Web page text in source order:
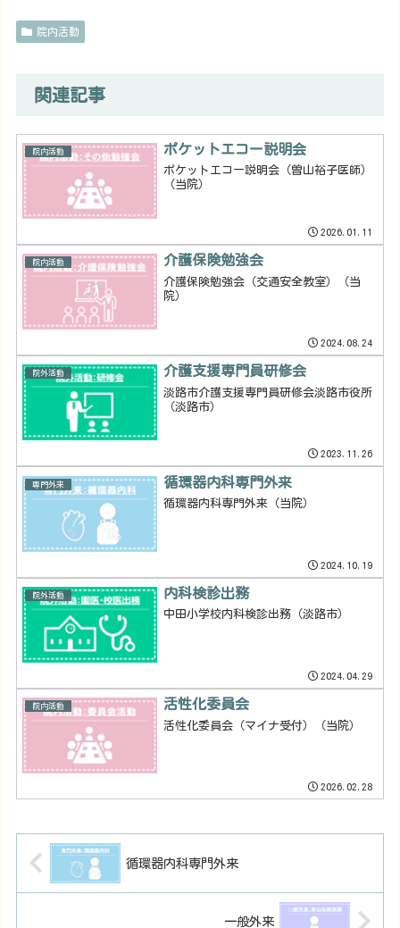
院内活動
関連記事
院内活動 ポケットエコー説明会
ポケットエコー説明会（曽山裕子医師）
（当院）
2026.01.11
院内活動 介護保険勉強会
介護保険勉強会（交通安全教室）（当
院）
2024.08.24
院外活動 介護支援専門員研修会
淡路市介護支援専門員研修会淡路市役所
（淡路市）
2023.11.26
専門外来 循環器内科専門外来
循環器内科専門外来（当院）
2024.10.19
院外活動 内科検診出務
中田小学校内科検診出務（淡路市）
2024.04.29
院内活動 活性化委員会
活性化委員会（マイナ受付）（当院）
2026.02.28
循環器内科専門外来
一般外来